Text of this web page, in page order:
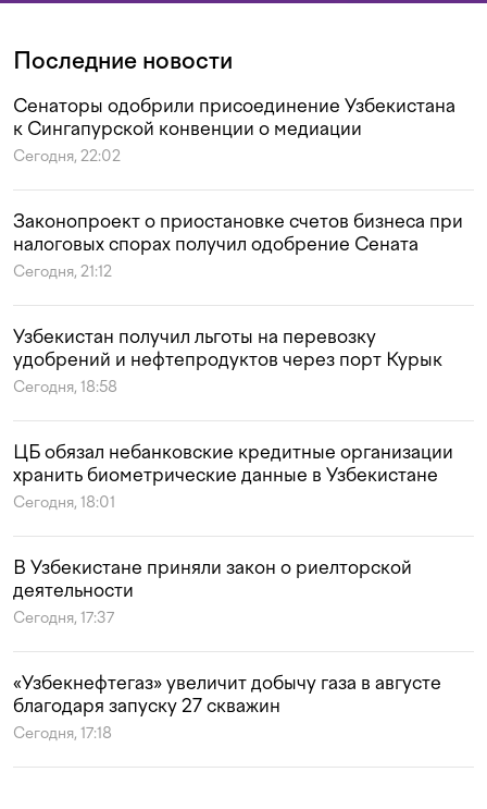
Последние новости
Сенаторы одобрили присоединение Узбекистана
к Сингапурской конвенции о медиации
Сегодня, 22:02
Законопроект о приостановке счетов бизнеса при
налоговых спорах получил одобрение Сената
Сегодня, 21:12
Узбекистан получил льготы на перевозку
удобрений и нефтепродуктов через порт Курык
Сегодня, 18:58
ЦБ обязал небанковские кредитные организации
хранить биометрические данные в Узбекистане
Сегодня, 18:01
В Узбекистане приняли закон о риелторской
деятельности
Сегодня, 17:37
«Узбекнефтегаз» увеличит добычу газа в августе
благодаря запуску 27 скважин
Сегодня, 17:18